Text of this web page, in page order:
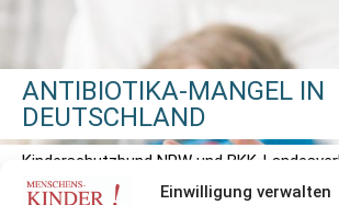
Einwilligung verwalten
ANTIBIOTIKA-MANGEL IN
DEUTSCHLAND
Kinderschutzbund NRW und BKK-
NORDWEST in Expertenrunde mit Prof. Dr.
Grönemeyer zum Medikamentenmangel